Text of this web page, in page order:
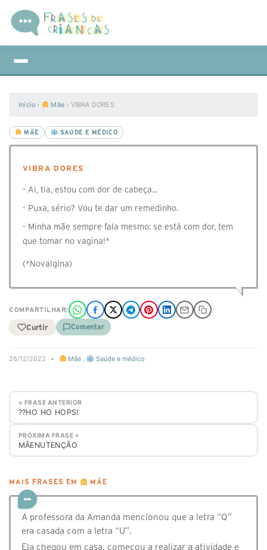
Início › Mãe › VIBRA DORES
MÃE SAÚDE E MÉDICO
VIBRA DORES
- Ai, tia, estou com dor de cabeça...
- Puxa, sério? Vou te dar um remedinho.
- Minha mãe sempre fala mesmo: se está com dor, tem
que tomar no vagina!*
(*Novalgina)
COMPARTILHAR:
Curtir Comentar
26/12/2022 • Mãe , Saúde e médico
« FRASE ANTERIOR
??HO HO HOPS!
PRÓXIMA FRASE »
MÃENUTENÇÃO
MAIS FRASES EM MÃE
A professora da Amanda mencionou que a letra “Q”
era casada com a letra “U”.
Ela chegou em casa, começou a realizar a atividade e